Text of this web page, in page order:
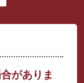
がありま